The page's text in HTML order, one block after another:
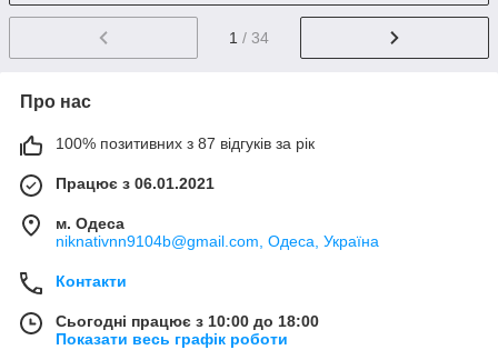
1 / 34
Про нас
100% позитивних з 87 відгуків за рік
Працює з 06.01.2021
м. Одеса
niknativnn9104b@gmail.com, Одеса, Україна
Контакти
Сьогодні працює з 10:00 до 18:00
Показати весь графік роботи